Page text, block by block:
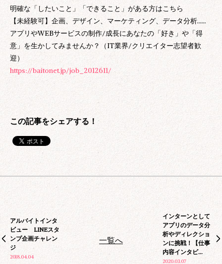
明確な「したいこと」「できること」がある方はこちら
【未経験可】企画、デザイン、マーケティング、データ分析……
アプリやWEBサービスの制作/成長にあなたの「好き」や「得
意」を生かしてみませんか？（IT業界/クリエイター志望者歓
迎）
https://baitonet.jp/job_2012611/
アルバイトインタ
ビュー LINEスタ
ンプ企画チャレン
ジ
2018.04.04
一覧へ
インターンとして
アプリのデータ分
析やディレクショ
ンに挑戦！【仕事
内容インタビ...
2020.03.07